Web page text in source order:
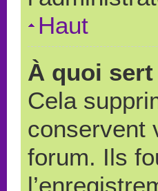
Haut
À quoi
Cela
conservent
forum. Ils